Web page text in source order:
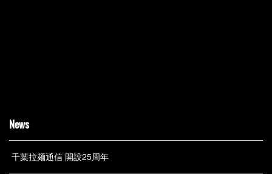
News
千葉拉麺通信 開設25周年